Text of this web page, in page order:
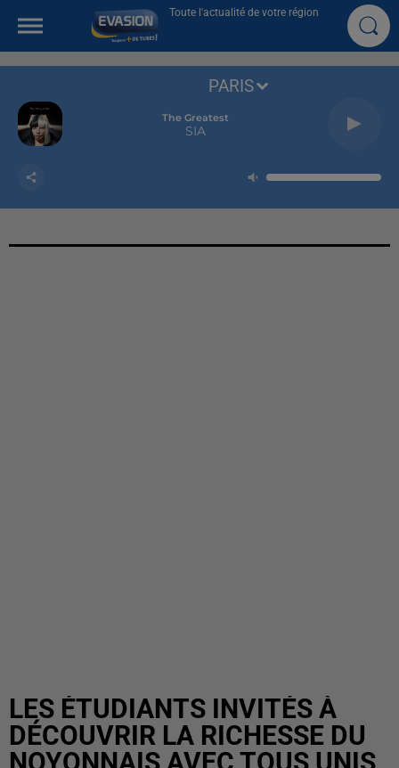
Toute l'actualité de votre région
The Greatest
SIA
PARIS
LES ÉTUDIANTS INVITÉS À
DÉCOUVRIR LA RICHESSE DU